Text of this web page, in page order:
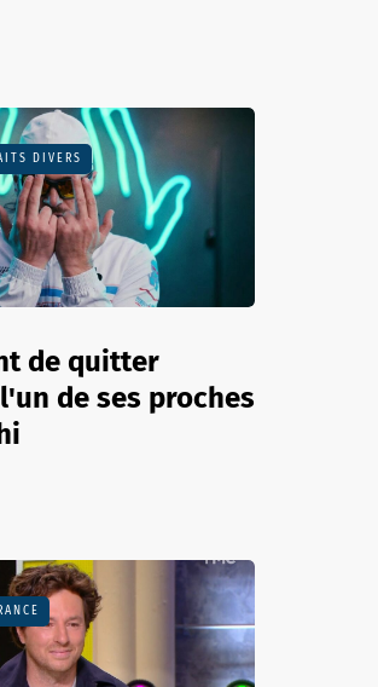
DIVERS
de quitter
de ses proches